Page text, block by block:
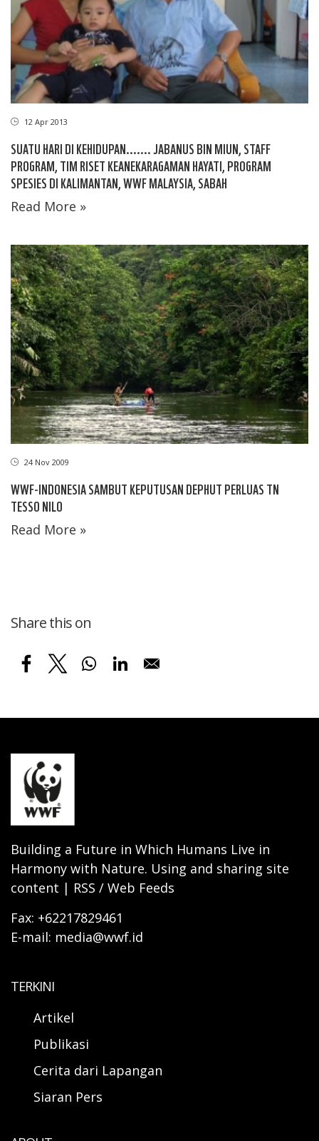
12 Apr 2013
SUATU HARI DI KEHIDUPAN....... JABANUS BIN MIUN, STAFF
PROGRAM, TIM RISET KEANEKARAGAMAN HAYATI, PROGRAM
SPESIES DI KALIMANTAN, WWF MALAYSIA, SABAH
Read More »
24 Nov 2009
WWF-INDONESIA SAMBUT KEPUTUSAN DEPHUT PERLUAS TN
TESSO NILO
Read More »
Share this on
Building a Future in Which Humans Live in
Harmony with Nature. Using and sharing site
content | RSS / Web Feeds
Fax: +62217829461
E-mail: media@wwf.id
TERKINI
Artikel
Publikasi
Cerita dari Lapangan
Siaran Pers